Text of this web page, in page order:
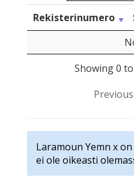
Rekisterinumero
Showing 0
Previous
Laramoun Yemn x
ei ole oikeasti